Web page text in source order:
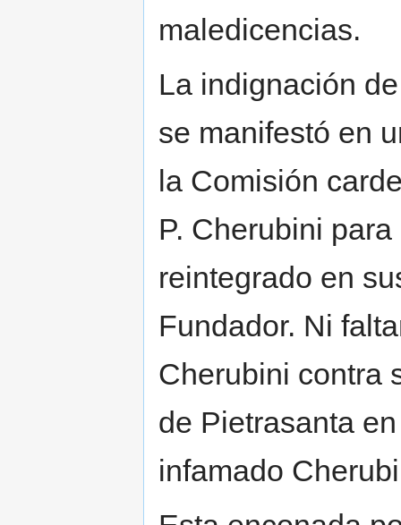
maledicencias.
La indignación
se manifestó en
la Comisión
P. Cherubini
reintegrado en
Fundador. Ni
Cherubini contra
de Pietrasanta
infamado